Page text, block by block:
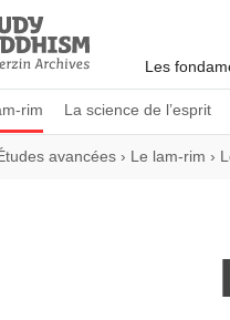
Les
rim La science de l’esprit
avancées › Le lam-rim ›